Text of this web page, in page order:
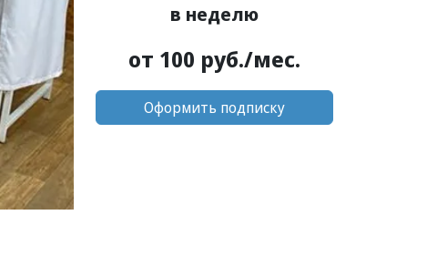
в неделю
от 100 руб./мес.
Оформить подписку